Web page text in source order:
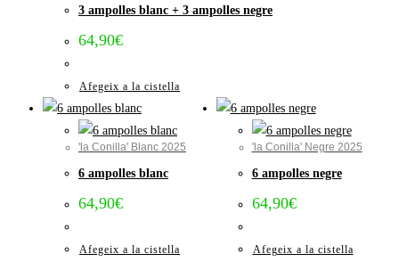
3 ampolles blanc + 3 ampolles negre
64,90€
Afegeix a la cistella
'la Conilla' Blanc 2025
6 ampolles blanc
64,90€
Afegeix a la cistella
'la Conilla' Negre 2025
6 ampolles negre
64,90€
Afegeix a la cistella